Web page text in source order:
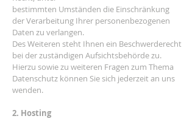
bestimmten Umständen die Einschränkung
der Verarbeitung Ihrer personenbezogenen
Daten zu verlangen.
Des Weiteren steht Ihnen ein Beschwerderecht
bei der zuständigen Aufsichtsbehörde zu.
Hierzu sowie zu weiteren Fragen zum Thema
Datenschutz können Sie sich jederzeit an uns
wenden.
2. Hosting